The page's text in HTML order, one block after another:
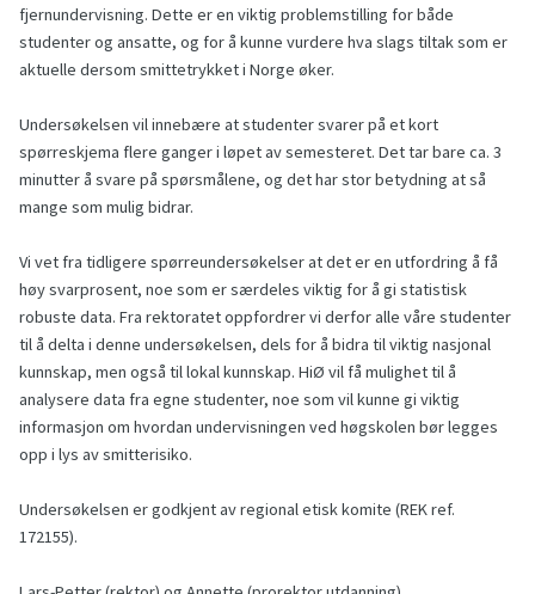
fjernundervisning. Dette er en viktig problemstilling for både
studenter og ansatte, og for å kunne vurdere hva slags tiltak som er
aktuelle dersom smittetrykket i Norge øker.
Undersøkelsen vil innebære at studenter svarer på et kort
spørreskjema flere ganger i løpet av semesteret. Det tar bare ca. 3
minutter å svare på spørsmålene, og det har stor betydning at så
mange som mulig bidrar.
Vi vet fra tidligere spørreundersøkelser at det er en utfordring å få
høy svarprosent, noe som er særdeles viktig for å gi statistisk
robuste data. Fra rektoratet oppfordrer vi derfor alle våre studenter
til å delta i denne undersøkelsen, dels for å bidra til viktig nasjonal
kunnskap, men også til lokal kunnskap. HiØ vil få mulighet til å
analysere data fra egne studenter, noe som vil kunne gi viktig
informasjon om hvordan undervisningen ved høgskolen bør legges
opp i lys av smitterisiko.
Undersøkelsen er godkjent av regional etisk komite (REK ref.
172155).